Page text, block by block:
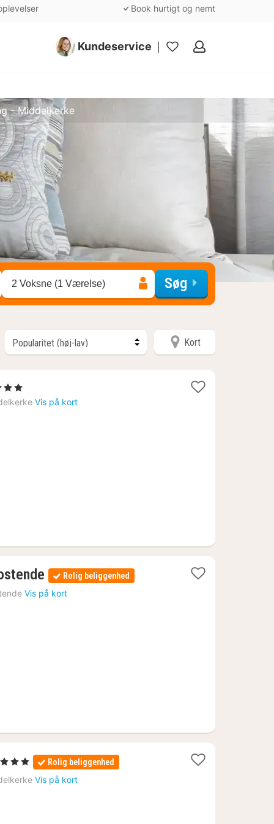
Book hurtigt og nemt
Kundeservice
Mine
- Middelkerke
2 Voksne (1 Værelse) Søg
Kort
Vis på kort
1
nat
fra
Rolig beliggenhed
Vis på kort
1
nat
fra
, 3 Stjerner Rolig beliggenhed
Vis på kort